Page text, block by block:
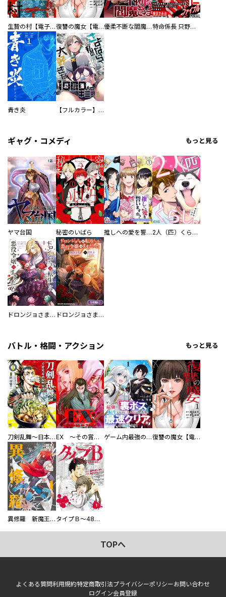
生贄の村【電子単行本版】 復讐の魔女【電子単行本版】 優柔不断な閻魔さま 特命係長 只野仁ファイナル 愛蔵版
青き炎 【フルカラー】さよなら、私の大好きな１０００人のキミ。
ギャグ・コメディ もっと見る
ヤマ台国 秘密のいばら 推しへの愛を誓いますか？～アラサー女子、推しは逃げぬが人生逃げる～ 2人（匹）くらし。
ドロンジョさまは転生しても悪役令嬢のままだった ドロンジョさまは転生しても悪役令嬢のままだった【分冊版】
バトル・格闘・アクション もっと見る
刀剣乱舞～日本号つれづれ酒～ EX ～その賞金稼ぎは、世界の出口を探す～【単行本版】 ゲーム内最強の『裏ボス』に転生したので、主人公の代わりに最速クリアを目指します！【電子単行本版】 復讐の魔女【電子単行本版】
異修羅 新魔王戦争 タイプＢ～48時間後、致死率100％～【単話】
TOPへ
よくある質問利用規約特定商取引法プライバシーポリシーお問い合わせ
ログイン会員登録